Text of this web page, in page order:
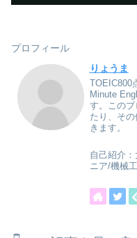
プロフィール
りょうま
Minute
す。このブ
たり、そ
きます。
自己紹介
ニア/機械